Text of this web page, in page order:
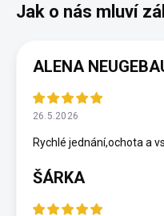
ALENA
26.5.2026
Rychlé jednání,ochota a
ŠÁRKA